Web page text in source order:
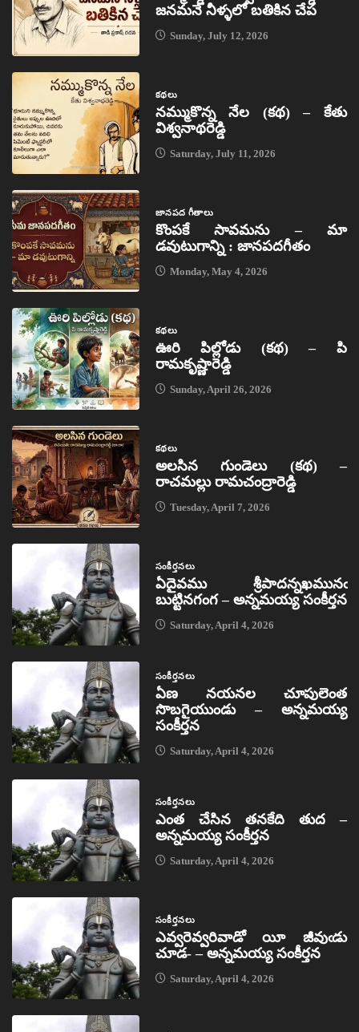
జనమనే నీళ్ళలో బతికిన చేప
Sunday, July 12, 2026
కథలు
నమ్ముకొన్న నేల (కథ) – కేతు
విశ్వనాథరెడ్డి
Saturday, July 11, 2026
జానపద గీతాలు
కొంపకే సావమను – మా
డవుటుగాన్ని : జానపదగీతం
Monday, May 4, 2026
కథలు
ఊరి పిల్లోడు (కథ) – పి
రామకృష్ణారెడ్డి
Sunday, April 26, 2026
కథలు
అలసిన గుండెలు (కథ) –
రాచమల్లు రామచంద్రారెడ్డి
Tuesday, April 7, 2026
సంకీర్తనలు
ఏదైవము శ్రీపాదన్నఖమునఁ
బుట్టినగంగ – అన్నమయ్య సంకీర్తన
Saturday, April 4, 2026
సంకీర్తనలు
ఏణ నయనల చూపులెంత
సొబగైయుండు – అన్నమయ్య
సంకీర్తన
Saturday, April 4, 2026
సంకీర్తనలు
ఎంత చేసిన తనకేది తుద –
అన్నమయ్య సంకీర్తన
Saturday, April 4, 2026
సంకీర్తనలు
ఎవ్వరెవ్వరివాడో యీ జీవుఁడు
చూడ- – అన్నమయ్య సంకీర్తన
Saturday, April 4, 2026